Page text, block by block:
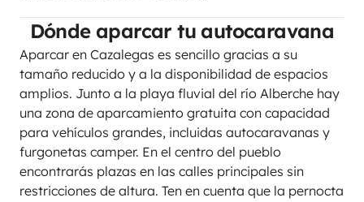
Dónde aparcar tu autocaravana
Aparcar en Cazalegas es sencillo gracias a su
tamaño reducido y a la disponibilidad de espacios
amplios. Junto a la playa fluvial del río Alberche hay
una zona de aparcamiento gratuita con capacidad
para vehículos grandes, incluidas autocaravanas y
furgonetas camper. En el centro del pueblo
encontrarás plazas en las calles principales sin
restricciones de altura. Ten en cuenta que la pernocta